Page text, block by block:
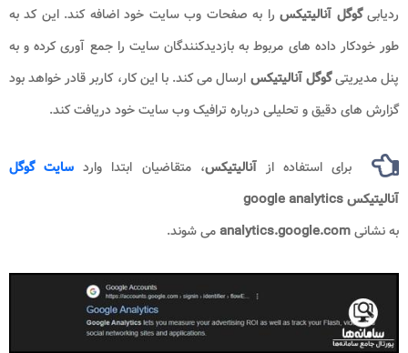
ردیابیگوگل آنالیتیکسرا به صفحات وب سایت خود اضافه کند. این کد به
طور خودکار داده های مربوط به بازدیدکنندگان سایت را جمع آوری کرده و به
پنل مدیریتیگوگل آنالیتیکس ارسال می کند. با این کار، کاربر قادر خواهد بود
گزارش های دقیق و تحلیلی درباره ترافیک وب سایت خود دریافت کند.
برای استفاده ازآنالیتیکس، متقاضیان ابتدا وارد سایت گوگل
آنالیتیکس google analytics
به نشانیanalytics.google.comمی شوند.